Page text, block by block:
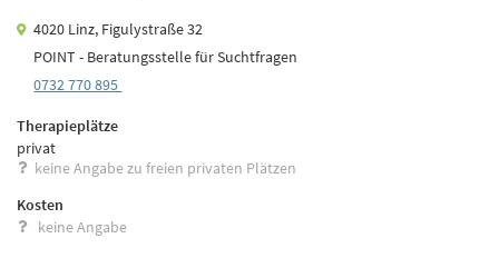
4020 Linz, Figulystraße 32
POINT - Beratungsstelle für Suchtfragen
0732 770 895
Therapieplätze
privat
keine Angabe zu freien privaten Plätzen
Kosten
keine Angabe